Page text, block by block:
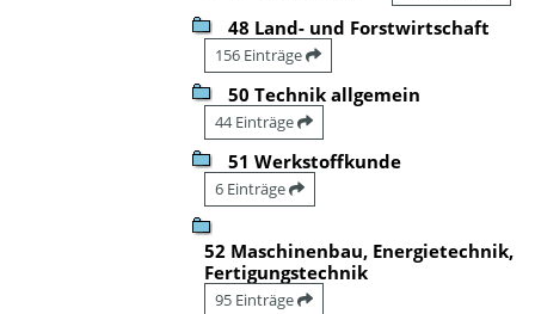
48 Land- und Forstwirtschaft
156 Einträge
50 Technik allgemein
44 Einträge
51 Werkstoffkunde
6 Einträge
52 Maschinenbau, Energietechnik,
Fertigungstechnik
95 Einträge